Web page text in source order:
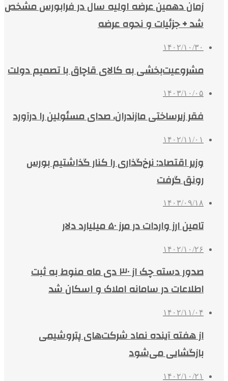
زمان دهمین عرضه اولیه سال در فرابورس مشخص
شد + جزئیات و نحوه عرضه
۱۴۰۲/۱۰/۳۰
مشروعیت‌بخشی به کالای قاچاق با تصمیم دولت
۱۴۰۳/۱۰/۰۵
فقر زیرساختی مازندران، صدای مسئولین را درآورد
۱۴۰۲/۱۱/۰۱
وزیر اقتصاد: نرخ‌گذاری را کنار گذاشتیم بورس
رونق گرفت
۱۴۰۳/۰۹/۱۸
تامین ارز واردات در مرز ۵۰ میلیارد دلار
۱۴۰۲/۱۰/۲۶
صدور دسته چک از ۳۰ دی ماه منوط به ثبت
اطلاعات در سامانه املاک و اسکان شد
۱۴۰۲/۱۱/۰۴
از هفته آینده نماد شرکت‌های پتروشیمی
بازگشایی می‌شود
۱۴۰۲/۱۰/۲۱